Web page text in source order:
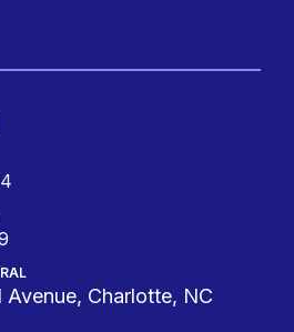
Avenue, Charlotte, NC